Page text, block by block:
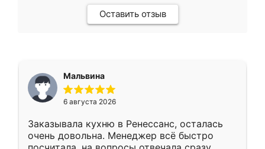
Оставить отзыв
Мальвина
6 августа 2026
Заказывала кухню в Ренессанс, осталась
очень довольна. Менеджер всё быстро